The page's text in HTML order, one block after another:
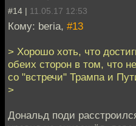
#14 | 11.05.17 12:53
Кому: beria, #13
> Хорошо хоть, что
обеих сторон в том, что
со "встречи" Трампа и
>
Дональд поди